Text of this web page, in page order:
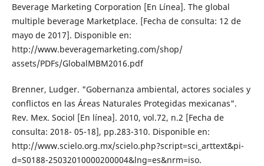
Beverage Marketing Corporation [En Línea]. The global
multiple beverage Marketplace. [Fecha de consulta: 12 de
mayo de 2017]. Disponible en:
http://www.beveragemarketing.com/shop/
assets/PDFs/GlobalMBM2016.pdf
Brenner, Ludger. "Gobernanza ambiental, actores sociales y
conflictos en las Áreas Naturales Protegidas mexicanas".
Rev. Mex. Sociol [En línea]. 2010, vol.72, n.2 [Fecha de
consulta: 2018- 05-18], pp.283-310. Disponible en:
http://www.scielo.org.mx/scielo.php?script=sci_arttext&pi-
d=S0188-25032010000200004&lng=es&nrm=iso.